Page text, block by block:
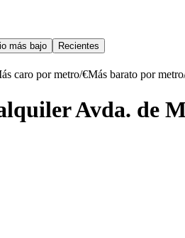
más bajo
Recientes
caro por metro/€Más barato por
Avda. de